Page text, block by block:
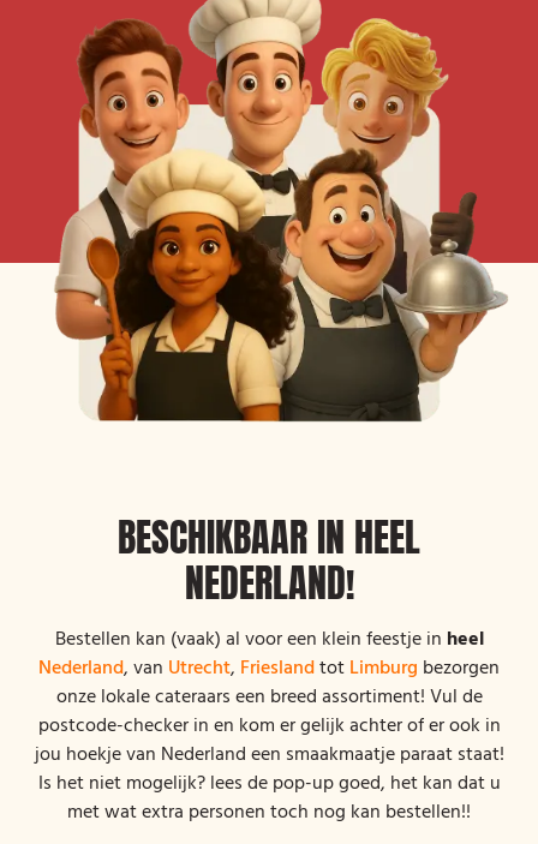
BESCHIKBAAR IN HEEL
NEDERLAND!
Bestellen kan (vaak) al voor een klein feestje in heel
Nederland, van Utrecht, FrieslandtotLimburg bezorgen
onze lokale cateraars een breed assortiment! Vul de
postcode-checker in en kom er gelijk achter of er ook in
jou hoekje van Nederland een smaakmaatje paraat staat!
Is het niet mogelijk? lees de pop-up goed, het kan dat u
met wat extra personen toch nog kan bestellen!!